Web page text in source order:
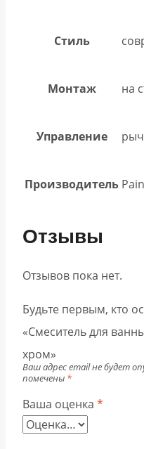
Стиль
Монтаж на
Управление
Производитель
Отзывы
Отзывов пока нет.
Будьте первым, кто
«Смеситель для
хром»
Ваш адрес email не будет
помечены *
Ваша оценка *